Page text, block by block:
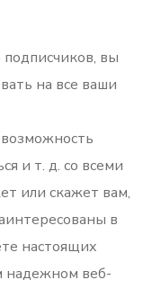
вы
на все ваши
и т. д. со всеми
или скажет вам,
в
настоящих
надежном веб-